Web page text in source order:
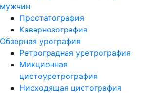
мужчин
Простатография
Кавернозография
Обзорная урография
Ретроградная уретрография
Микционная
цистоуретрография
Нисходящая цистография